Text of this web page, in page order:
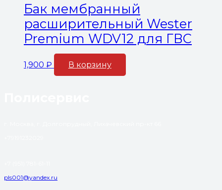
Бак мембранный
расширительный Wester
Premium WDV12 для ГВС
1,900 ₽ В корзину
pls001@yandex.ru